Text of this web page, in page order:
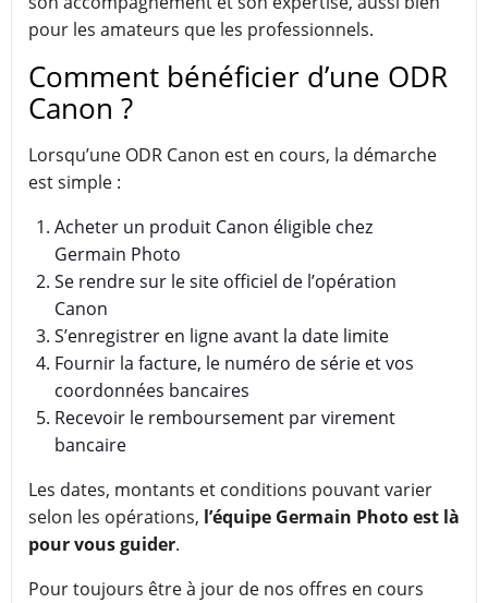
pour les amateurs que les professionnels.
Comment bénéficier d’une ODR
Canon ?
Lorsqu’une ODR Canon est en cours, la démarche
est simple :
Acheter un produit Canon éligible chez
Germain Photo
Se rendre sur le site officiel de l’opération
Canon
S’enregistrer en ligne avant la date limite
Fournir la facture, le numéro de série et vos
coordonnées bancaires
Recevoir le remboursement par virement
bancaire
Les dates, montants et conditions pouvant varier
selon les opérations, l’équipe Germain Photo est là
pour vous guider.
Pour toujours être à jour de nos offres en cours